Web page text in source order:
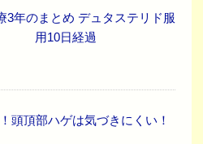
3年のまとめ デュタステリド服
用10日経過
頭頂部ハゲは気づきにくい！